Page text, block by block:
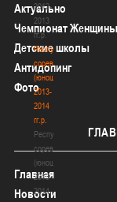
2012-
2013
гг.р.
Республиканские
соревнования
(юноши)
2013-
2014
гг.р.
Республиканские
соревнования
(юноши)
2013-
2014
Актуально
Чемпионат Женщины
Детские школы
Антидопинг
Фото
Главная
Новости